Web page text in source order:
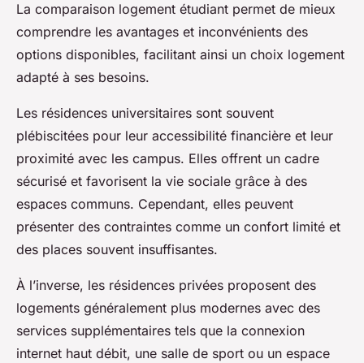
La comparaison logement étudiant permet de mieux
comprendre les avantages et inconvénients des
options disponibles, facilitant ainsi un choix logement
adapté à ses besoins.
Les résidences universitaires sont souvent
plébiscitées pour leur accessibilité financière et leur
proximité avec les campus. Elles offrent un cadre
sécurisé et favorisent la vie sociale grâce à des
espaces communs. Cependant, elles peuvent
présenter des contraintes comme un confort limité et
des places souvent insuffisantes.
À l’inverse, les résidences privées proposent des
logements généralement plus modernes avec des
services supplémentaires tels que la connexion
internet haut débit, une salle de sport ou un espace